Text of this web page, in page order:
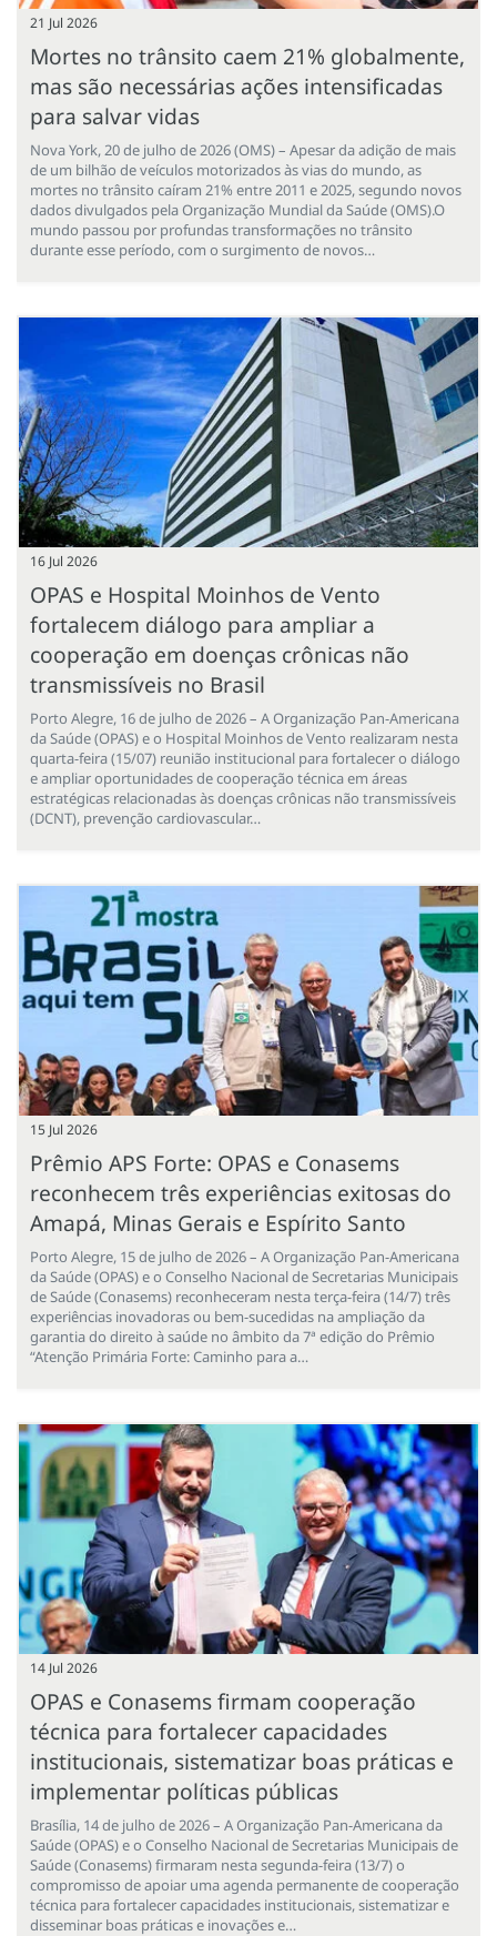
21 Jul 2026
Mortes no trânsito caem 21% globalmente,
mas são necessárias ações intensificadas
para salvar vidas
Nova York, 20 de julho de 2026 (OMS) – Apesar da adição de mais
de um bilhão de veículos motorizados às vias do mundo, as
mortes no trânsito caíram 21% entre 2011 e 2025, segundo novos
dados divulgados pela Organização Mundial da Saúde (OMS).O
mundo passou por profundas transformações no trânsito
durante esse período, com o surgimento de novos…
16 Jul 2026
OPAS e Hospital Moinhos de Vento
fortalecem diálogo para ampliar a
cooperação em doenças crônicas não
transmissíveis no Brasil
Porto Alegre, 16 de julho de 2026 – A Organização Pan-Americana
da Saúde (OPAS) e o Hospital Moinhos de Vento realizaram nesta
quarta-feira (15/07) reunião institucional para fortalecer o diálogo
e ampliar oportunidades de cooperação técnica em áreas
estratégicas relacionadas às doenças crônicas não transmissíveis
(DCNT), prevenção cardiovascular…
15 Jul 2026
Prêmio APS Forte: OPAS e Conasems
reconhecem três experiências exitosas do
Amapá, Minas Gerais e Espírito Santo
Porto Alegre, 15 de julho de 2026 – A Organização Pan-Americana
da Saúde (OPAS) e o Conselho Nacional de Secretarias Municipais
de Saúde (Conasems) reconheceram nesta terça-feira (14/7) três
experiências inovadoras ou bem-sucedidas na ampliação da
garantia do direito à saúde no âmbito da 7ª edição do Prêmio
“Atenção Primária Forte: Caminho para a…
14 Jul 2026
OPAS e Conasems firmam cooperação
técnica para fortalecer capacidades
institucionais, sistematizar boas práticas e
implementar políticas públicas
Brasília, 14 de julho de 2026 – A Organização Pan-Americana da
Saúde (OPAS) e o Conselho Nacional de Secretarias Municipais de
Saúde (Conasems) firmaram nesta segunda-feira (13/7) o
compromisso de apoiar uma agenda permanente de cooperação
técnica para fortalecer capacidades institucionais, sistematizar e
disseminar boas práticas e inovações e…